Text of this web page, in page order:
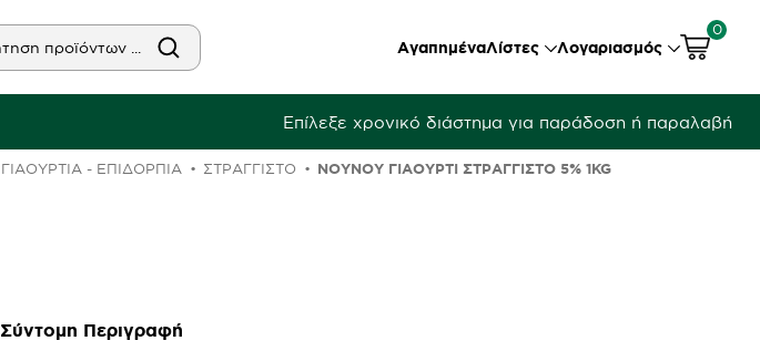
ΑγαπημέναΛίστες Λογαριασμός
0
Επίλεξε χρονικό διάστημα για παράδοση ή παραλαβή
ΓΙΑΟΎΡΤΙΑ - ΕΠΙΔΌΡΠΙΑ ΣΤΡΑΓΓΙΣΤΌ ΝΟΥΝΟΥ ΓΙΑΟΎΡΤΙ ΣΤΡΑΓΓΙΣΤΌ 5% 1KG
Σύντομη Περιγραφή